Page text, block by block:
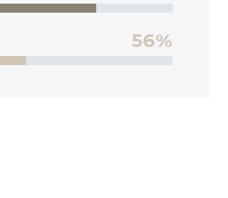
56%